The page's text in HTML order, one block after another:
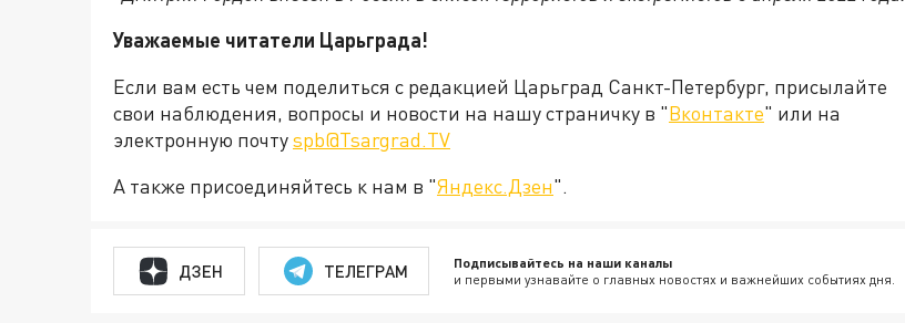
Уважаемые читатели Царьграда!
Если вам есть чем поделиться с редакцией Царьград Санкт-Петербург, присылайте
свои наблюдения, вопросы и новости на нашу страничку в "Вконтакте" или на
электронную почтуspb@Tsargrad.TV
А также присоединяйтесь к нам в "Яндекс.Дзен".
ДЗЕН ТЕЛЕГРАМ Подписывайтесь на наши каналы
и первыми узнавайте о главных новостях и важнейших событиях дня.